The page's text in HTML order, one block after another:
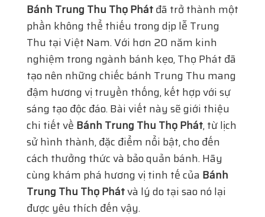
Bánh Trung Thu Thọ Phátđã trở thành một
phần không thể thiếu trong dịp lễ Trung
Thu tại Việt Nam. Với hơn 20 năm kinh
nghiệm trong ngành bánh kẹo, Thọ Phát đã
tạo nên những chiếc bánh Trung Thu mang
đậm hương vị truyền thống, kết hợp với sự
sáng tạo độc đáo. Bài viết này sẽ giới thiệu
chi tiết về Bánh Trung Thu Thọ Phát, từ lịch
sử hình thành, đặc điểm nổi bật, cho đến
cách thưởng thức và bảo quản bánh. Hãy
cùng khám phá hương vị tinh tế của Bánh
Trung Thu Thọ Phátvà lý do tại sao nó lại
được yêu thích đến vậy.